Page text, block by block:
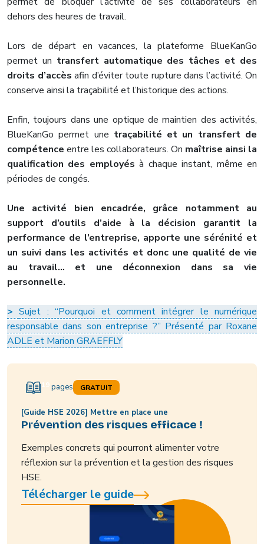
dehors des heures de travail.
Lors de départ en vacances, la plateforme BlueKanGo
permet un transfert automatique des tâches et des
droits d’accès afin d’éviter toute rupture dans l’activité. On
conserve ainsi la traçabilité et l’historique des actions.
Enfin, toujours dans une optique de maintien des activités,
BlueKanGo permet une traçabilité et un transfert de
compétence entre les collaborateurs. On maîtrise ainsi la
qualification des employés à chaque instant, même en
périodes de congés.
Une activité bien encadrée, grâce notamment au
support d’outils d’aide à la décision garantit la
performance de l’entreprise, apporte une sérénité et
un suivi dans les activités et donc une qualité de vie
au travail… et une déconnexion dans sa vie
personnelle.
> Sujet : “Pourquoi et comment intégrer le numérique
responsable dans son entreprise ?” Présenté par Roxane
ADLE et Marion GRAEFFLY
19pages GRATUIT
[Guide HSE 2026] Mettre en place une
Prévention des risques efficace !
Exemples concrets qui pourront alimenter votre
réflexion sur la prévention et la gestion des risques
HSE.
Télécharger le guide